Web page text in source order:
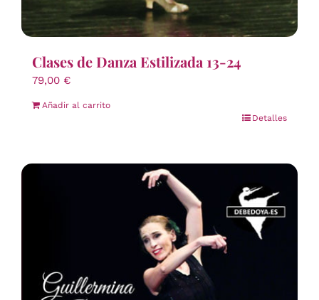
Clases de Danza Estilizada 13-24
79,00 €
Añadir al carrito
Detalles